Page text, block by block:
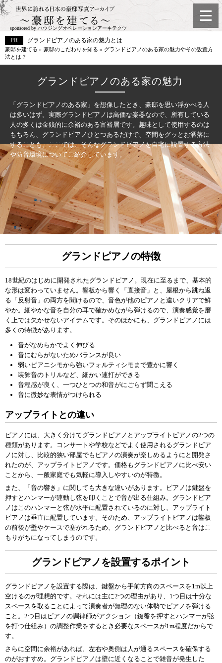
sponsored by ハウジングオペレーションアーキテクツ
グランドピアノのある家の魅力とは
豪邸を建てる » 豪邸のこだわりを知る » グランドピアノのある家の魅力やその設置方
法とは？
グランドピアノのある家の魅力
「グランドピアノのある家」を想像したとき、豪邸を思い浮かべる人
は多いはず。実際グランドピアノは高価な楽器なので、所有している
人の多くは金銭的に余裕のある富裕層です。趣味として使用するのは
もちろん、グランドピアノひとつあるだけで、空間をグッとお洒落に
することも。ここでは、そんなグランドピアノを自宅に設置する方法
や防音環境についてご紹介しています。
グランドピアノの特徴
18世紀のはじめに開発されたグランドピアノ。現在に至るまで、基本的
な形は変わっていません。響板から響く「直接音」と、屋根から跳ね返
る「反射音」の両方を聞けるので、音色が他のピアノと違いクリアで鮮
やか。細やかな音を自分の耳で確かめながら弾けるので、演奏感覚を磨
く上では欠かせないアイテムです。そのほかにも、グランドピアノには
多くの特徴があります。
音がなめらかでよく伸びる
音にむらがないためバランスが良い
弱いピアニシモから強いフォルティシモまで豊かに響く
装飾音のトリルなど、細かい連打ができる
音程感が良く、一つひとつの和音がにごらず聞こえる
音に微妙な表情がつけられる
アップライトとの違い
ピアノには、大きく分けてグランドピアノとアップライトピアノの2つの
種類があります。コンサートや学校などでよく使用されるグランドピア
ノに対し、比較的狭い部屋でもピアノの演奏が楽しめるようにと開発さ
れたのが、アップライトピアノです。価格もグランドピアノに比べ安い
ことから、一般家庭でも気軽に導入しやすいのが特徴。
また、「音の響き」に関しても大きな違いがあります。ピアノは鍵盤を
押すとハンマーが連動し弦を叩くことで音が出る仕組み。グランドピア
ノはこのハンマーと弦が水平に配置されているのに対し、アップライト
ピアノは垂直に配置しています。そのため、アップライトピアノは響板
の前後が壁やケースで塞がれるため、グランドピアノと比べると音はこ
もりがちになってしまうのです。
グランドピアノを設置するポイント
グランドピアノを設置する際は、鍵盤から手前方向のスペースを1m以上
空けるのが理想的です。それには主に2つの理由があり、1つ目は十分な
スペースを取ることによって演奏者が無理のない体勢でピアノを弾ける
こと。2つ目はピアノの調律師がアクション（鍵盤を押すとハンマーが弦
を打つ仕組み）の調整作業をするとき必要なスペースが1m程度だからで
す。
さらに空間に余裕があれば、左右や奥側は人が通るスペースを確保する
のがおすすめ。グランドピアノは壁に近くなることで雑音が発生した